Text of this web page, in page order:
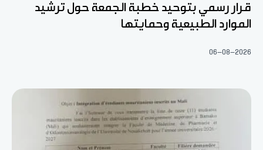
قرار رسمي بتوحيد خطبة الجمعة حول ترشيد
الموارد الطبيعية وحمايتها
06-08-2026